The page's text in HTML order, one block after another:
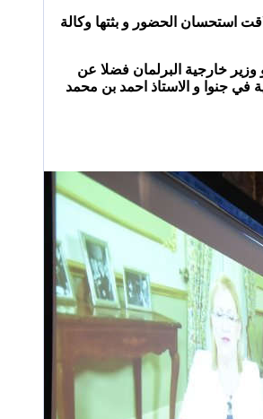
استحسان الحضور و بثتها وكالة
خارجية البرلمان فضلا عن
في جنوا و الاستاذ احمد بن محمد